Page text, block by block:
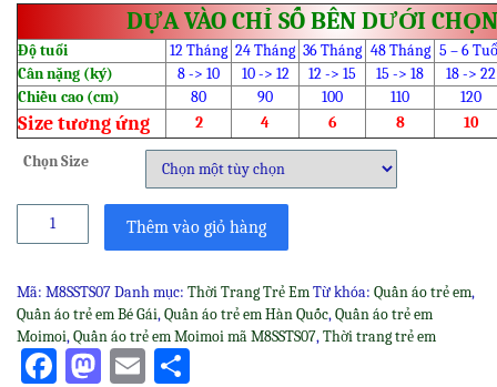
DỰA VÀO CHỈ SỐ BÊN DƯỚI
Độ tuổi 12 Tháng 24 Tháng 36 Tháng 48 Tháng 5 – 6
Cân nặng (ký)
8 -> 10 10 -> 12 12 -> 15 15 -> 18
18 -> 22
Chiều cao (cm)
80 90 100 110 120
Size tương ứng 2 4 6 8 10
Chọn Size
Quần
Moimoi
mã
M8SSTS07
số
Thêm vào giỏ hàng
Mã: M8SSTS07Danh mục: Thời Trang Trẻ EmTừ khóa: Quần áo trẻ em,
Quần áo trẻ em Bé Gái,Quần áo trẻ em Hàn Quốc,Quần áo trẻ em
Moimoi,Quần áo trẻ em Moimoi mã M8SSTS07,Thời trang trẻ em
Facebook
Mastodon
Email